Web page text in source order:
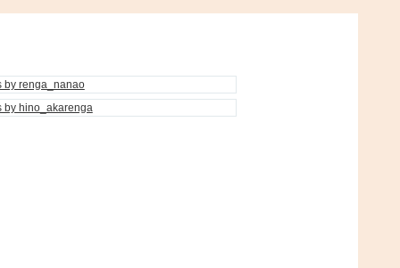
by renga_nanao
by hino_akarenga